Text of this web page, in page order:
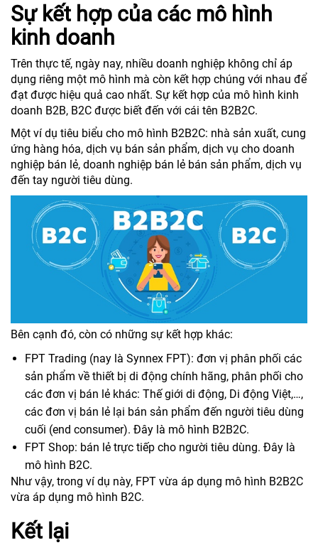
Sự kết hợp của các mô hình
kinh doanh
Trên thực tế, ngày nay, nhiều doanh nghiệp không chỉ áp
dụng riêng một mô hình mà còn kết hợp chúng với nhau để
đạt được hiệu quả cao nhất. Sự kết hợp của mô hình kinh
doanh B2B, B2C được biết đến với cái tên B2B2C.
Một ví dụ tiêu biểu cho mô hình B2B2C: nhà sản xuất, cung
ứng hàng hóa, dịch vụ bán sản phẩm, dịch vụ cho doanh
nghiệp bán lẻ, doanh nghiệp bán lẻ bán sản phẩm, dịch vụ
đến tay người tiêu dùng.
Bên cạnh đó, còn có những sự kết hợp khác:
FPT Trading (nay là Synnex FPT): đơn vị phân phối các
sản phẩm về thiết bị di động chính hãng, phân phối cho
các đơn vị bán lẻ khác: Thế giới di động, Di động Việt,…,
các đơn vị bán lẻ lại bán sản phẩm đến người tiêu dùng
cuối (end consumer). Đây là mô hình B2B2C.
FPT Shop: bán lẻ trực tiếp cho người tiêu dùng. Đây là
mô hình B2C.
Như vậy, trong ví dụ này, FPT vừa áp dụng mô hình B2B2C
vừa áp dụng mô hình B2C.
Kết lại